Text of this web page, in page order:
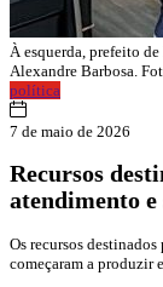
À esquerda, prefeito
Alexandre Barbosa.
política
7 de maio de 2026
Recursos
atendimento
Os recursos
começaram a produzir